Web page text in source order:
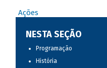
Ações
NESTA SEÇÃO
Programação
História